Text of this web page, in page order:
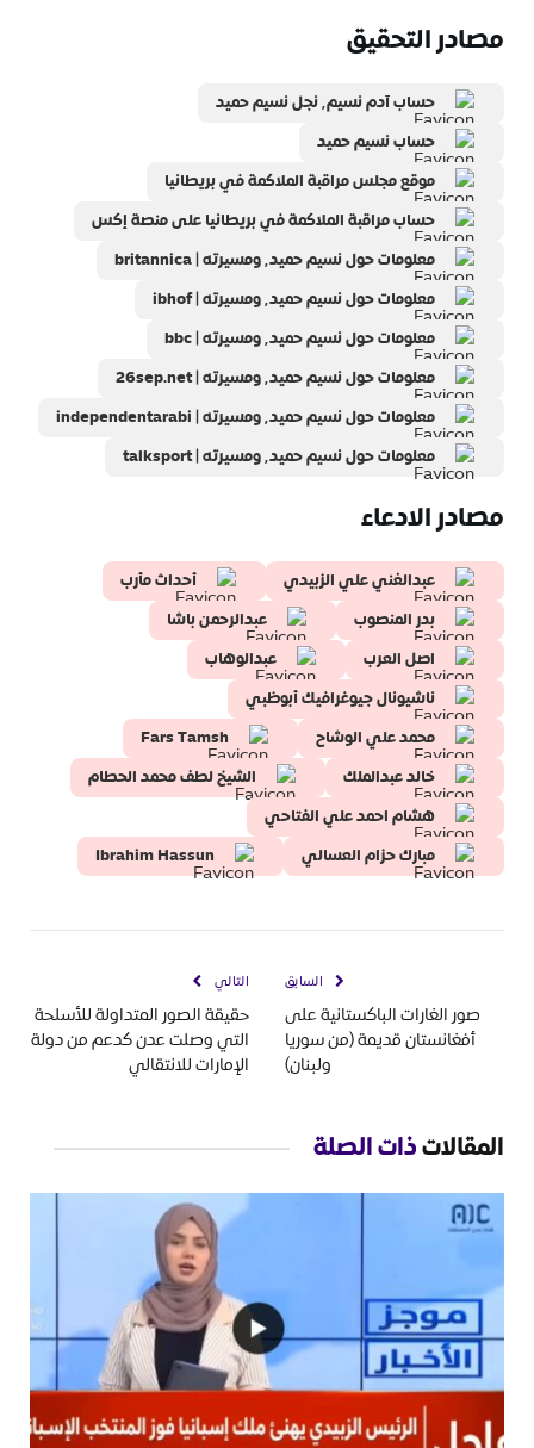
مصادر التحقيق
حساب آدم نسيم٬ نجل نسيم حميد
حساب نسيم حميد
موقع مجلس مراقبة الملاكمة في بريطانيا
حساب مراقبة الملاكمة في بريطانيا على منصة إكس
معلومات حول نسيم حميد٬ ومسيرته | britannica
معلومات حول نسيم حميد٬ ومسيرته | ibhof
معلومات حول نسيم حميد٬ ومسيرته | bbc
معلومات حول نسيم حميد٬ ومسيرته | 26sep.net
معلومات حول نسيم حميد٬ ومسيرته | independentarabi
معلومات حول نسيم حميد٬ ومسيرته | talksport
مصادر الادعاء
عبدالغني علي الزبيدي
أحداث مأرب
بدر المنصوب
عبدالرحمن باشا
اصل العرب
عبدالوهاب
ناشيونال جيوغرافيك أبوظبي
محمد علي الوشاح
Fars Tamsh
خالد عبدالملك
الشيخ لطف محمد الحطام
هشام احمد علي الفتاحي
مبارك حزام العسالي
Ibrahim Hassun
السابق
صور الغارات الباكستانية على
أفغانستان قديمة (من سوريا
ولبنان)
التالي
حقيقة الصور المتداولة للأسلحة
التي وصلت عدن كدعم من دولة
الإمارات للانتقالي
المقالاتذات الصلة